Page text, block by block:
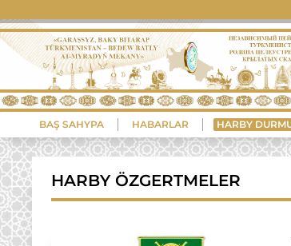
BAŞ SAHYPA HABARLAR HARBY
HARBY ÖZGERTMELER